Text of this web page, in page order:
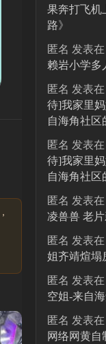
果奔打飞机
路》
匿名 发表
赖岩小学多
匿名 发表
待]我家里
自海角社区
匿名 发表
待]我家里
自海角社区
匿名 发表
凌兽兽 老
匿名 发表
姐齐靖煊塌
匿名 发表
空姐-来自
匿名 发表
网络网黄自